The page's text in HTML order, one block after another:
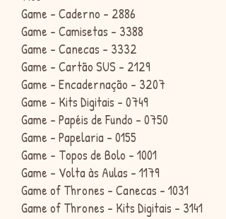
Game - Caderno - 2886
Game - Camisetas - 3388
Game - Canecas - 3332
Game - Cartão SUS - 2129
Game - Encadernação - 3207
Game - Kits Digitais - 0749
Game - Papéis de Fundo - 0750
Game - Papelaria - 0155
Game - Topos de Bolo - 1001
Game - Volta às Aulas - 1179
Game of Thrones - Canecas - 1031
Game of Thrones - Kits Digitais - 3141